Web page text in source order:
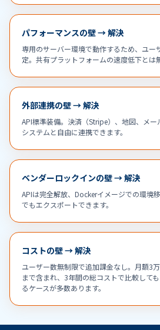
パフォーマンスの壁 → 解決
専用のサーバー環境で動作するため、ユー
定。共有プラットフォームの速度低下とは
外部連携の壁 → 解決
API標準装備。決済（Stripe）、地図、メー
システムと自由に連携できます。
ベンダーロックインの壁 → 解決
APIは完全解放、Dockerイメージでの環境
でもエクスポートできます。
コストの壁 → 解決
ユーザー数無制限で追加課金なし。月額3
まで含まれ、3年間の総コストで比較して
るケースが多数あります。